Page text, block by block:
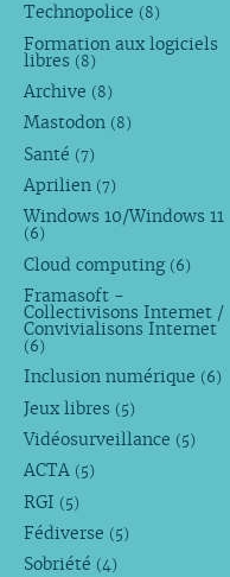
Technopolice (8)
Formation aux logiciels
libres (8)
Archive (8)
Mastodon (8)
Santé (7)
Aprilien (7)
Windows 10/Windows 11
(6)
Cloud computing (6)
Framasoft -
Collectivisons Internet /
Convivialisons Internet
(6)
Inclusion numérique (6)
Jeux libres (5)
Vidéosurveillance (5)
ACTA (5)
RGI (5)
Fédiverse (5)
Sobriété (4)